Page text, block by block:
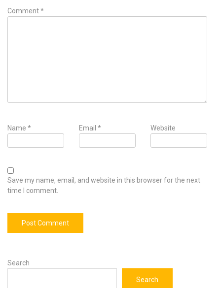
Comment*
Name * Email* Website
Save my name, email, and website in this browser for the next
time I comment.
Search
Search